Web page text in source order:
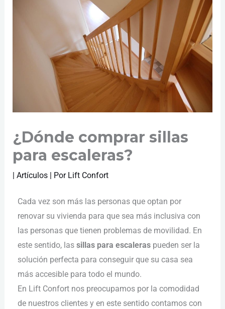
¿Dónde comprar sillas
para escaleras?
Artículos| Por Lift Confort
Cada vez son más las personas que optan por
renovar su vivienda para que sea más inclusiva con
las personas que tienen problemas de movilidad. En
este sentido, las sillas para escaleraspueden ser la
solución perfecta para conseguir que su casa sea
más accesible para todo el mundo.
En Lift Confort nos preocupamos por la comodidad
de nuestros clientes y en este sentido contamos con